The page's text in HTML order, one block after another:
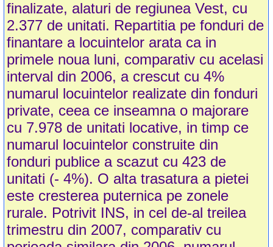
finalizate, alaturi de regiunea Vest, cu
2.377 de unitati. Repartitia pe fonduri de
finantare a locuintelor arata ca in
primele noua luni, comparativ cu acelasi
interval din 2006, a crescut cu 4%
numarul locuintelor realizate din fonduri
private, ceea ce inseamna o majorare
cu 7.978 de unitati locative, in timp ce
numarul locuintelor construite din
fonduri publice a scazut cu 423 de
unitati (- 4%). O alta trasatura a pietei
este cresterea puternica pe zonele
rurale. Potrivit INS, in cel de-al treilea
trimestru din 2007, comparativ cu